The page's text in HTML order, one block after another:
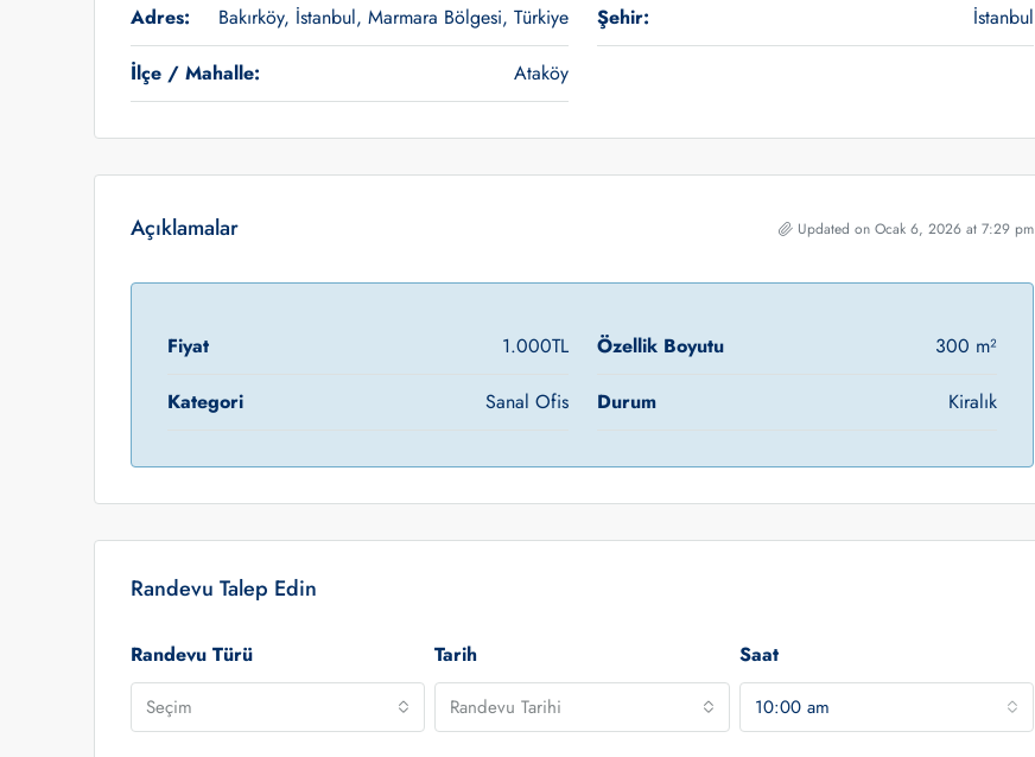
Adres: Bakırköy, İstanbul, Marmara Bölgesi, Türkiye Şehir: İstanbul
İlçe / Mahalle: Ataköy
Açıklamalar Updated on Ocak 6, 2026 at 7:29 pm
Fiyat 1.000TL Özellik Boyutu 300 m²
Kategori Sanal Ofis Durum Kiralık
Randevu Talep Edin
Randevu Türü
Seçim
Tarih
Randevu Tarihi
Saat
10:00 am